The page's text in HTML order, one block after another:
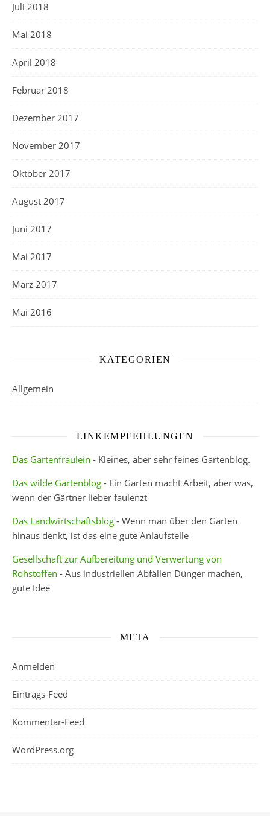
Juli 2018
Mai 2018
April 2018
Februar 2018
Dezember 2017
November 2017
Oktober 2017
August 2017
Juni 2017
Mai 2017
März 2017
Mai 2016
KATEGORIEN
Allgemein
LINKEMPFEHLUNGEN
Das Gartenfräulein - Kleines, aber sehr feines Gartenblog.
Das wilde Gartenblog - Ein Garten macht Arbeit, aber was,
wenn der Gärtner lieber faulenzt
Das Landwirtschaftsblog - Wenn man über den Garten
hinaus denkt, ist das eine gute Anlaufstelle
Gesellschaft zur Aufbereitung und Verwertung von
Rohstoffen - Aus industriellen Abfällen Dünger machen,
gute Idee
META
Anmelden
Eintrags-Feed
Kommentar-Feed
WordPress.org